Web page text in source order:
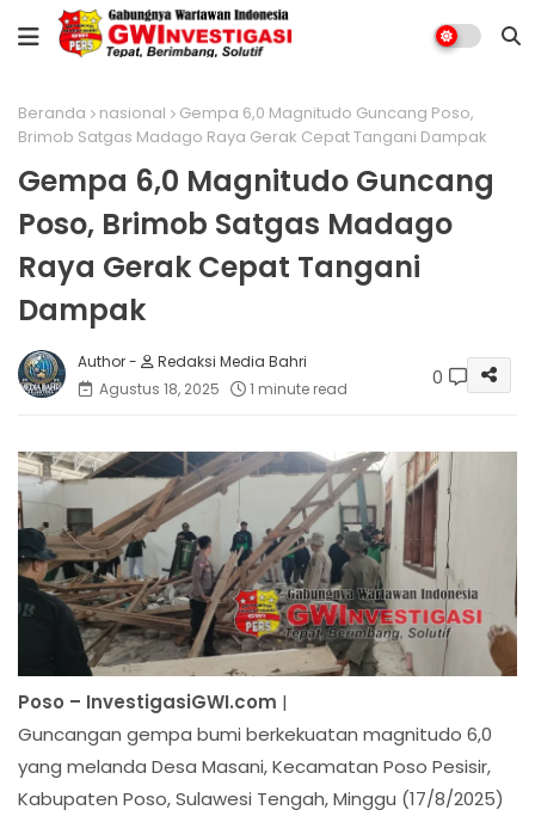
Beranda nasional
Gempa 6,0 Magnitudo Guncang Poso,
Brimob Satgas Madago Raya Gerak Cepat Tangani Dampak
Gempa 6,0 Magnitudo Guncang
Poso, Brimob Satgas Madago
Raya Gerak Cepat Tangani
Dampak
Redaksi Media Bahri
Agustus 18, 2025
1 minute read 0
Poso – InvestigasiGWI.com |
Guncangan gempa bumi berkekuatan magnitudo 6,0
yang melanda Desa Masani, Kecamatan Poso Pesisir,
Kabupaten Poso, Sulawesi Tengah, Minggu (17/8/2025)